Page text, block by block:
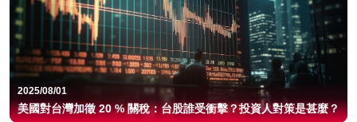
2025/08/01
美國對台灣加徵 20 % 關稅：台股誰受衝擊？投資人對策是甚麼？